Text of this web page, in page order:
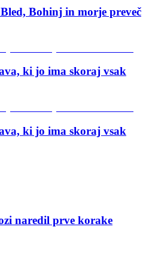
Bohinj in morje preveč
ki jo ima skoraj vsak
ki jo ima skoraj vsak
naredil prve korake